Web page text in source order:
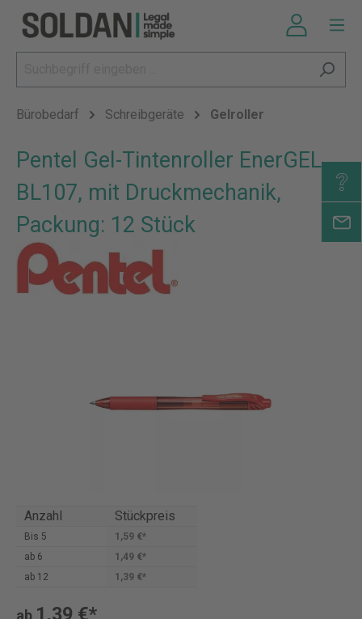
Bürobedarf Schreibgeräte Gelroller
Pentel Gel-Tintenroller EnerGEL
BL107, mit Druckmechanik,
Packung: 12 Stück
Anzahl Stückpreis
Bis 5
1,59 €*
ab 6
1,49 €*
ab 12 1,39 €*
ab 1,39 €*